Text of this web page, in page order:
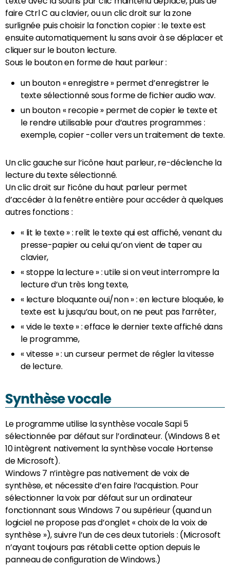
faire Ctrl C au clavier, ou un clic droit sur la zone
surlignée puis choisir la fonction copier : le texte est
ensuite automatiquement lu sans avoir à se déplacer et
cliquer sur le bouton lecture.
Sous le bouton en forme de haut parleur :
un bouton « enregistre » permet d’enregistrer le
texte sélectionné sous forme de fichier audio wav.
un bouton « recopie » permet de copier le texte et
le rendre utilisable pour d’autres programmes :
exemple, copier -coller vers un traitement de texte.
Un clic gauche sur l’icône haut parleur, re-déclenche la
lecture du texte sélectionné.
Un clic droit sur l’icône du haut parleur permet
d’accéder à la fenêtre entière pour accéder à quelques
autres fonctions :
« lit le texte » : relit le texte qui est affiché, venant du
presse-papier ou celui qu’on vient de taper au
clavier,
« stoppe la lecture » : utile si on veut interrompre la
lecture d’un très long texte,
« lecture bloquante oui/non » : en lecture bloquée, le
texte est lu jusqu’au bout, on ne peut pas l’arrêter,
« vide le texte » : efface le dernier texte affiché dans
le programme,
« vitesse » : un curseur permet de régler la vitesse
de lecture.
Synthèse vocale
Le programme utilise la synthèse vocale Sapi 5
sélectionnée par défaut sur l’ordinateur. (Windows 8 et
10 intègrent nativement la synthèse vocale Hortense
de Microsoft).
Windows 7 n’intègre pas nativement de voix de
synthèse, et nécessite d’en faire l’acquistion. Pour
sélectionner la voix par défaut sur un ordinateur
fonctionnant sous Windows 7 ou supérieur (quand un
logiciel ne propose pas d’onglet « choix de la voix de
synthèse »), suivre l’un de ces deux tutoriels : (Microsoft
n’ayant toujours pas rétabli cette option depuis le
panneau de configuration de Windows.)